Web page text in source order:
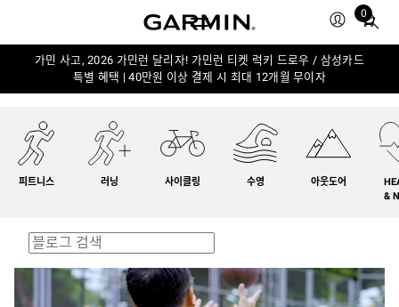
0
Total
in
가민 사고, 2026 가민런 달리자! 가민런 티켓 럭키 드로우 / 삼성카드
특별 혜택 | 40만원 이상 결제 시 최대 12개월 무이자
피트니스 러닝 사이클링 수영 아웃도어
&